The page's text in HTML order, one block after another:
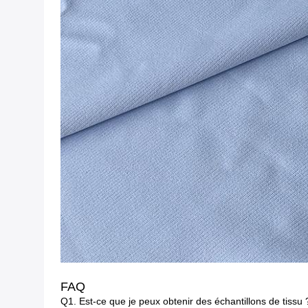
FAQ
Q1. Est-ce que je peux obtenir des échantillons de tissu